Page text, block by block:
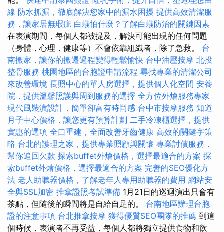
線 防水抓漏，徹底解決您家中的漏水困擾 提供高效清潔服
務，讓家居無瑕疵 白蟻怕什麼？了解白蟻防治的關鍵因素
在表演期間，每個人都被提及，解決可能出現的任何問題
（身體，心理，健康等）不會依靠組織者，除了急救。 台
南搬家，讓你的搬遷過程變得輕鬆愉快 台中油壓按摩 北投
整骨服務 桃園地區的台胞證申請流程 尋找專業的清潔公司
來改善環境 長照中心的單人房選擇，提供個人化空間 安養
院，提供溫馨照護與周到服務的選擇 全方位外燴服務專家
現代風裝潢設計，簡單卻富有時尚感 台中市按摩服務 知道
月子中心價格，讓您更有預算計劃 二手冷凍櫃選擇，提供
實惠的選項 全口重建，全面改善牙齒健康 高效的關鍵字策
略 台北的護理之家，提供專業照顧與關懷 專業討債服務，
幫你追回欠款 探索buffet外燴價格，選擇最適合的方案 探
索buffet外燴價格，選擇最適合的方案 完善的SEO優化方
法 老人助聽器價格，了解老年人專用助聽器的費用 網站安
全與SSL加密 推拿證照考試準備 1月21日的巡迴演出只會有
茶點，但隨後的瞬間將是自給自足的。 台南地區辦理台胞
證的注意事項 台北推拿按摩 獲得優質SEO團隊的推薦 到這
個時候，表演者不再受益，每個人都將獨立提供食物和飲